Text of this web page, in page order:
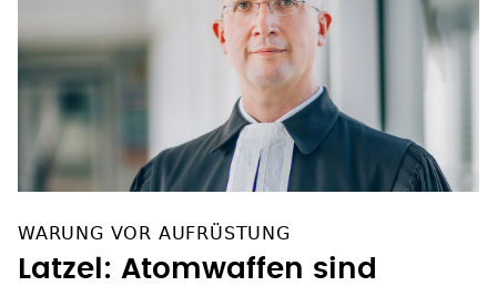
WARUNG VOR AUFRÜSTUNG
Latzel: Atomwaffen sind